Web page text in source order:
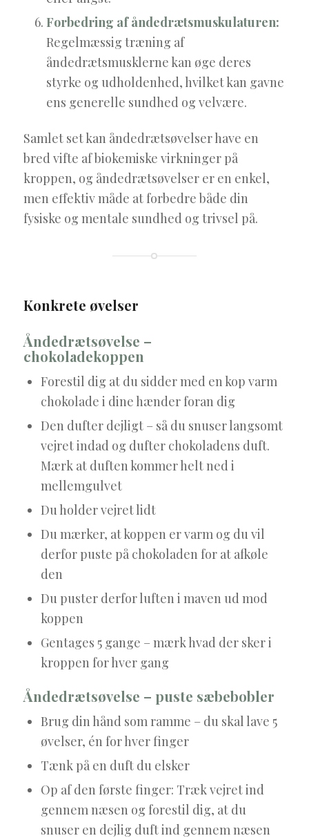
Forbedring af åndedrætsmuskulaturen:
Regelmæssig træning af
åndedrætsmusklerne kan øge deres
styrke og udholdenhed, hvilket kan gavne
ens generelle sundhed og velvære.
Samlet set kan åndedrætsøvelser have en
bred vifte af biokemiske virkninger på
kroppen, og åndedrætsøvelser er en enkel,
men effektiv måde at forbedre både din
fysiske og mentale sundhed og trivsel på.
Konkrete øvelser
Åndedrætsøvelse –
chokoladekoppen
Forestil dig at du sidder med en kop varm
chokolade i dine hænder foran dig
Den dufter dejligt – så du snuser langsomt
vejret indad og dufter chokoladens duft.
Mærk at duften kommer helt ned i
mellemgulvet
Du holder vejret lidt
Du mærker, at koppen er varm og du vil
derfor puste på chokoladen for at afkøle
den
Du puster derfor luften i maven ud mod
koppen
Gentages 5 gange – mærk hvad der sker i
kroppen for hver gang
Åndedrætsøvelse – puste sæbebobler
Brug din hånd som ramme – du skal lave 5
øvelser, én for hver finger
Tænk på en duft du elsker
Op af den første finger: Træk vejret ind
gennem næsen og forestil dig, at du
snuser en dejlig duft ind gennem næsen